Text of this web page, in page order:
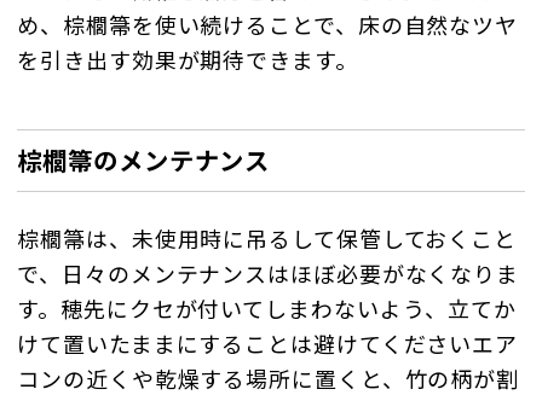
め、棕櫚箒を使い続けることで、床の自然なツヤ
を引き出す効果が期待できます。
棕櫚箒のメンテナンス
棕櫚箒は、未使用時に吊るして保管しておくこと
で、日々のメンテナンスはほぼ必要がなくなりま
す。穂先にクセが付いてしまわないよう、立てか
けて置いたままにすることは避けてくださいエア
コンの近くや乾燥する場所に置くと、竹の柄が割